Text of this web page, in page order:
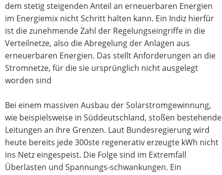
dem stetig steigenden Anteil an erneuerbaren Energien
im Energiemix nicht Schritt halten kann. Ein Indiz hierfür
ist die zunehmende Zahl der Regelungseingriffe in die
Verteilnetze, also die Abregelung der Anlagen aus
erneuerbaren Energien. Das stellt Anforderungen an die
Stromnetze, für die sie ursprünglich nicht ausgelegt
worden sind
Bei einem massiven Ausbau der Solarstromgewinnung,
wie beispielsweise in Süddeutschland, stoßen bestehende
Leitungen an ihre Grenzen. Laut Bundesregierung wird
heute bereits jede 300ste regenerativ erzeugte kWh nicht
ins Netz eingespeist. Die Folge sind im Extremfall
Überlasten und Spannungs-schwankungen. Ein